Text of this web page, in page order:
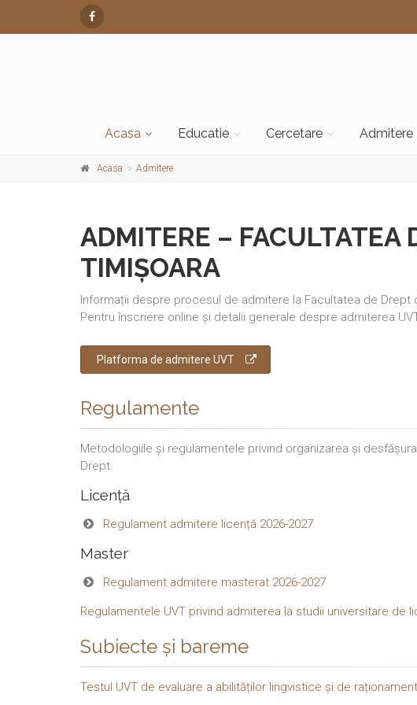
Acasa Educatie Cercetare Admitere
Acasa Admitere
ADMITERE – FACULTATEA
TIMIȘOARA
Informații despre procesul de admitere la Facultatea de Drept
Pentru înscriere online și detalii generale despre admiterea
Platforma de admitere UVT
Regulamente
Metodologiile și regulamentele privind organizarea și
Drept.
Licență
Regulament admitere licență 2026-2027
Master
Regulament admitere masterat 2026-2027
Regulamentele UVT privind admiterea la studii universitare de
Subiecte și bareme
Testul UVT de evaluare a abilităților lingvistice și de